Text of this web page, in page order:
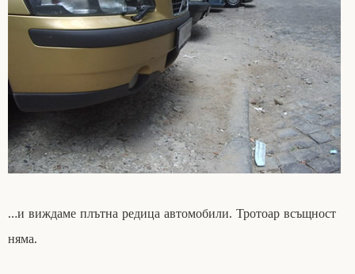
…и виждаме плътна редица автомобили. Тротоар всъщност
няма.